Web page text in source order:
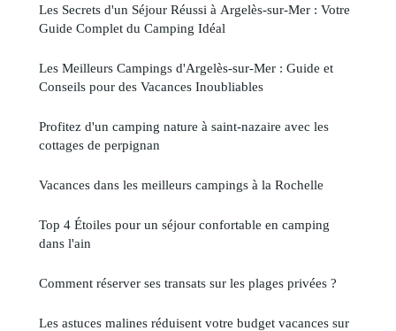
Les Secrets d'un Séjour Réussi à Argelès-sur-Mer : Votre
Guide Complet du Camping Idéal
Les Meilleurs Campings d'Argelès-sur-Mer : Guide et
Conseils pour des Vacances Inoubliables
Profitez d'un camping nature à saint-nazaire avec les
cottages de perpignan
Vacances dans les meilleurs campings à la Rochelle
Top 4 Étoiles pour un séjour confortable en camping
dans l'ain
Comment réserver ses transats sur les plages privées ?
Les astuces malines réduisent votre budget vacances sur